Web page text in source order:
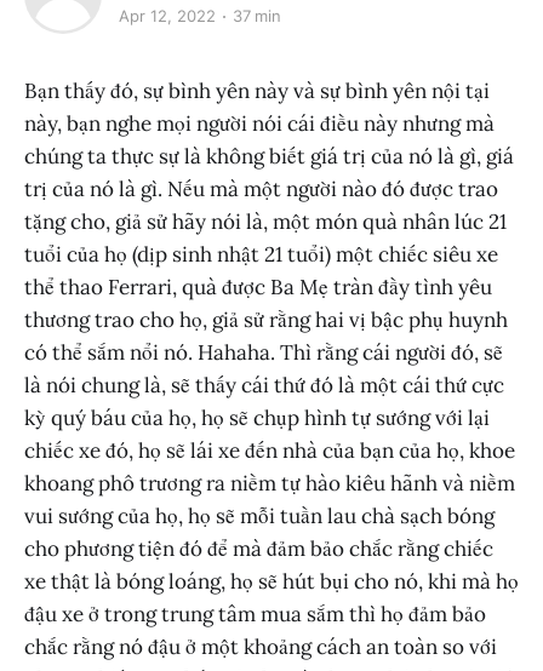
Apr 12, 2022 37 min
Bạn thấy đó, sự bình yên này và sự bình yên nội tại
này, bạn nghe mọi người nói cái điều này nhưng mà
chúng ta thực sự là không biết giá trị của nó là gì, giá
trị của nó là gì. Nếu mà một người nào đó được trao
tặng cho, giả sử hãy nói là, một món quà nhân lúc 21
tuổi của họ (dịp sinh nhật 21 tuổi) một chiếc siêu xe
thể thao Ferrari, quà được Ba Mẹ tràn đầy tình yêu
thương trao cho họ, giả sử rằng hai vị bậc phụ huynh
có thể sắm nổi nó. Hahaha. Thì rằng cái người đó, sẽ
là nói chung là, sẽ thấy cái thứ đó là một cái thứ cực
kỳ quý báu của họ, họ sẽ chụp hình tự sướng với lại
chiếc xe đó, họ sẽ lái xe đến nhà của bạn của họ, khoe
khoang phô trương ra niềm tự hào kiêu hãnh và niềm
vui sướng của họ, họ sẽ mỗi tuần lau chà sạch bóng
cho phương tiện đó để mà đảm bảo chắc rằng chiếc
xe thật là bóng loáng, họ sẽ hút bụi cho nó, khi mà họ
đậu xe ở trong trung tâm mua sắm thì họ đảm bảo
chắc rằng nó đậu ở một khoảng cách an toàn so với